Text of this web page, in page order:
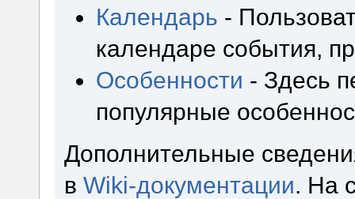
Календарь -
календаре события,
Особенности - Здесь
популярные
Дополнительные
вWiki-документации. На